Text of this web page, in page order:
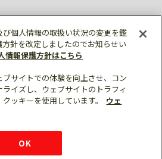
約
ご利用にあたって
機トップ
個人情報の取扱い状況の変更を鑑
針を改定しましたのでお知らせい
情報保護方針はこちら
サイトでの体験を向上させ、コン
イズし、ウェブサイトのトラフィ
ッキーを使用しています。
ウェ
OK
ャットサービス